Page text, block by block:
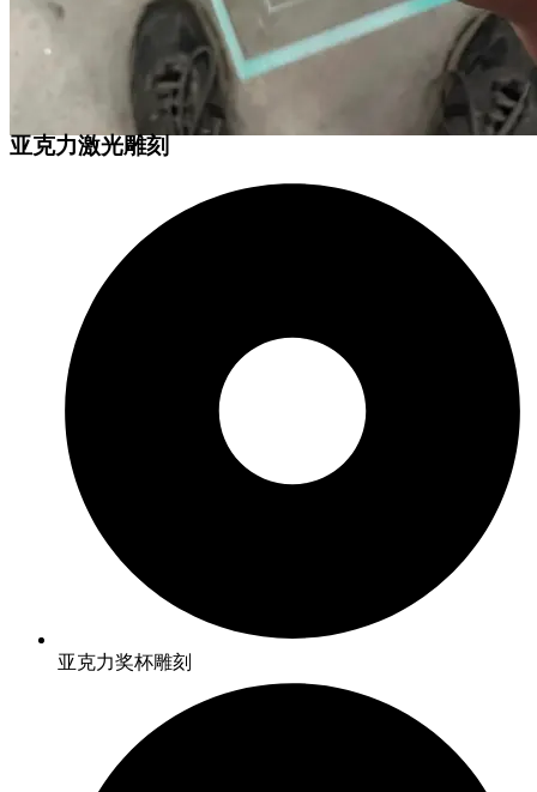
亚克力激光雕刻
亚克力奖杯雕刻